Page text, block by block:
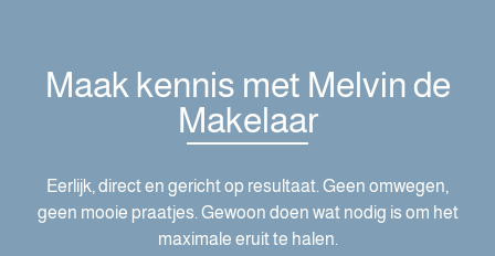
Maak kennis met Melvin de
Makelaar
Eerlijk, direct en gericht op resultaat. Geen omwegen,
geen mooie praatjes. Gewoon doen wat nodig is om het
maximale eruit te halen.